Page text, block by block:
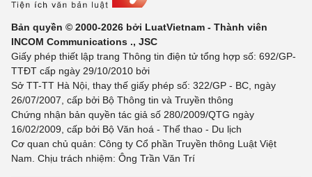
Bản quyền © 2000-2026 bởi LuatVietnam - Thành viên
INCOM Communications ., JSC
Giấy phép thiết lập trang Thông tin điện tử tổng hợp số: 692/GP-
TTĐT cấp ngày 29/10/2010 bởi
Sở TT-TT Hà Nội, thay thế giấy phép số: 322/GP - BC, ngày
26/07/2007, cấp bởi Bộ Thông tin và Truyền thông
Chứng nhận bản quyền tác giả số 280/2009/QTG ngày
16/02/2009, cấp bởi Bộ Văn hoá - Thể thao - Du lịch
Cơ quan chủ quản: Công ty Cổ phần Truyền thông Luật Việt
Nam. Chịu trách nhiệm: Ông Trần Văn Trí